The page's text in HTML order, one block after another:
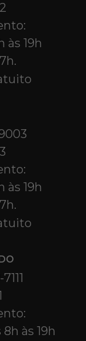
às 19h
às 19h
às 19h